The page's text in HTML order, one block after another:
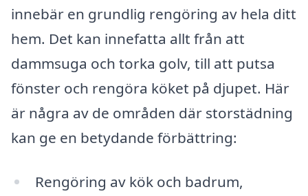
innebär en grundlig rengöring av hela ditt
hem. Det kan innefatta allt från att
dammsuga och torka golv, till att putsa
fönster och rengöra köket på djupet. Här
är några av de områden där storstädning
kan ge en betydande förbättring:
Rengöring av kök och badrum,